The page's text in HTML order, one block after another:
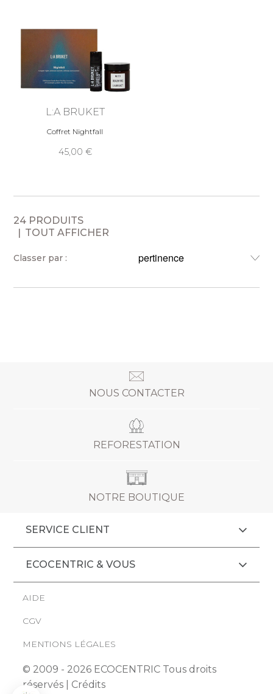
L:A BRUKET
Coffret Nightfall
45,00
24 PRODUITS
TOUT AFFICHER
Classer par :
NOUS CONTACTER
REFORESTATION
NOTRE BOUTIQUE
SERVICE CLIENT
ECOCENTRIC & VOUS
AIDE
CGV
MENTIONS LÉGALES
© 2009 - 2026 ECOCENTRIC Tous droits
réservés | Crédits